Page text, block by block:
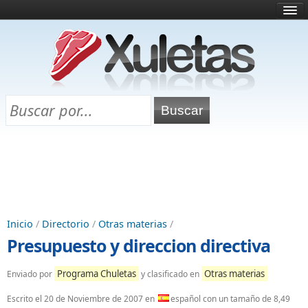
¿Qué es esto?
Directorio
Chuletas para exámenes
Inicio / Directorio / Otras materias /
Presupuesto y direccion directiva
Enviado por Programa Chuletas y clasificado en Otras materias
Escrito el 20 de Noviembre de 2007en español con un tamaño de 8,49